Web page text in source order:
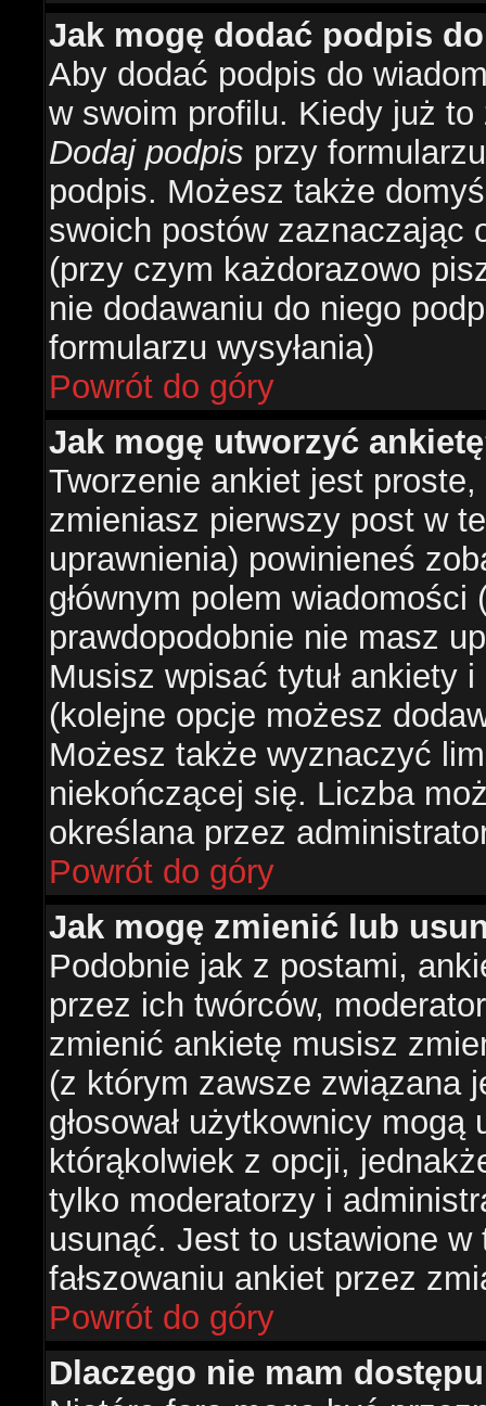
Jak mogę dodać podpis
Aby dodać podpis do
w swoim profilu. Kiedy już
Dodaj podpis przy
podpis. Możesz także
swoich postów zaznaczając
(przy czym każdorazowo
nie dodawaniu do niego
formularzu wysyłania)
Powrót do góry
Jak mogę utworzyć
Tworzenie ankiet jest
zmieniasz pierwszy post w
uprawnienia) powinieneś
głównym polem
prawdopodobnie nie masz
Musisz wpisać tytuł ankiety
(kolejne opcje możesz
Możesz także wyznaczyć
niekończącej się. Liczba
określana przez
Powrót do góry
Jak mogę zmienić lub
Podobnie jak z postami,
przez ich twórców,
zmienić ankietę musisz
(z którym zawsze związana
głosował użytkownicy
którąkolwiek z opcji,
tylko moderatorzy i
usunąć. Jest to ustawione
fałszowaniu ankiet przez
Powrót do góry
Dlaczego nie mam